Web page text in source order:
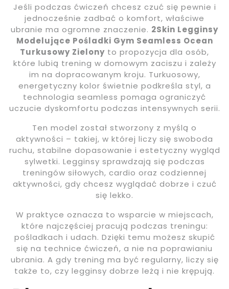
Jeśli podczas ćwiczeń chcesz czuć się pewnie i
jednocześnie zadbać o komfort, właściwe
ubranie ma ogromne znaczenie. 2Skin Legginsy
Modelujące Pośladki Gym Seamless Ocean
Turkusowy Zielony to propozycja dla osób,
które lubią trening w domowym zaciszu i zależy
im na dopracowanym kroju. Turkuosowy,
energetyczny kolor świetnie podkreśla styl, a
technologia seamless pomaga ograniczyć
uczucie dyskomfortu podczas intensywnych serii.
Ten model został stworzony z myślą o
aktywności – takiej, w której liczy się swoboda
ruchu, stabilne dopasowanie i estetyczny wygląd
sylwetki. Legginsy sprawdzają się podczas
treningów siłowych, cardio oraz codziennej
aktywności, gdy chcesz wyglądać dobrze i czuć
się lekko.
W praktyce oznacza to wsparcie w miejscach,
które najczęściej pracują podczas treningu:
pośladkach i udach. Dzięki temu możesz skupić
się na technice ćwiczeń, a nie na poprawianiu
ubrania. A gdy trening ma być regularny, liczy się
także to, czy legginsy dobrze leżą i nie krępują.